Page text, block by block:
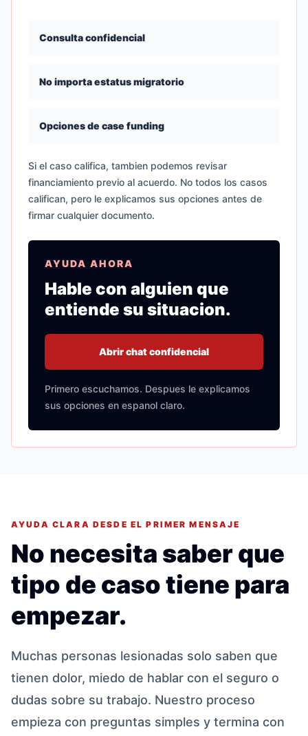
Consulta confidencial
No importa estatus migratorio
Opciones de case funding
Si el caso califica, tambien podemos revisar
financiamiento previo al acuerdo. No todos los casos
califican, pero le explicamos sus opciones antes de
firmar cualquier documento.
AYUDA AHORA
Hable con alguien que
entiende su situacion.
Abrir chat confidencial
Primero escuchamos. Despues le explicamos
sus opciones en espanol claro.
AYUDA CLARA DESDE EL PRIMER MENSAJE
No necesita saber que
tipo de caso tiene para
empezar.
Muchas personas lesionadas solo saben que
tienen dolor, miedo de hablar con el seguro o
dudas sobre su trabajo. Nuestro proceso
empieza con preguntas simples y termina con